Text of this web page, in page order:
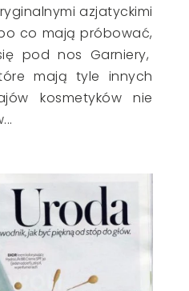
azjatyckimi
co mają próbować,
pod nos Garniery,
mają tyle innych
kosmetyków nie